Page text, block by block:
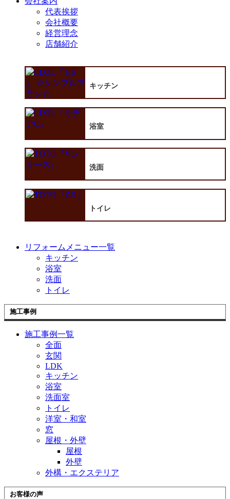
代表挨拶
会社概要
経営理念
店舗紹介
キッチン
浴室
洗面
トイレ
リフォームメニュー一覧
キッチン
浴室
洗面
トイレ
施工事例
施工事例一覧
全面
玄関
LDK
キッチン
浴室
洗面室
トイレ
洋室・和室
窓
屋根・外壁
屋根
外壁
外構・エクステリア
お客様の声